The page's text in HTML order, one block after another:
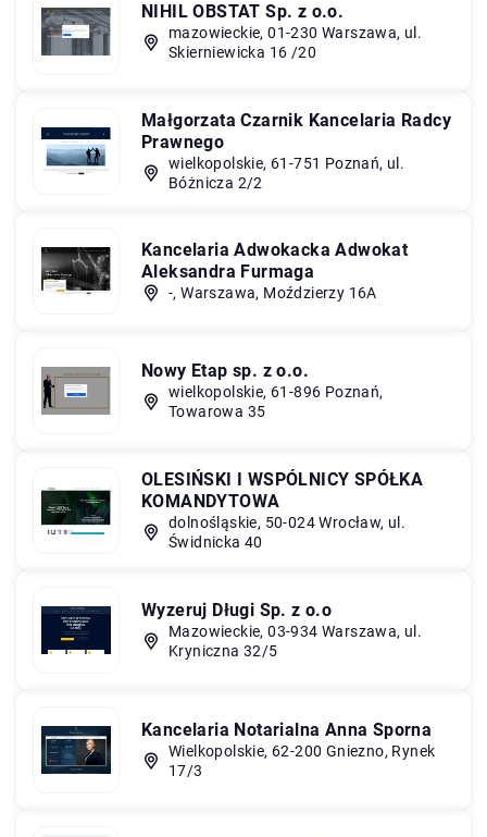
NIHIL OBSTAT Sp. z o.o.
mazowieckie, 01-230 Warszawa, ul.
Skierniewicka 16 /20
Małgorzata Czarnik Kancelaria Radcy
Prawnego
wielkopolskie, 61-751 Poznań, ul.
Bóżnicza 2/2
Kancelaria Adwokacka Adwokat
Aleksandra Furmaga
-, Warszawa, Moździerzy 16A
Nowy Etap sp. z o.o.
wielkopolskie, 61-896 Poznań,
Towarowa 35
OLESIŃSKI I WSPÓLNICY SPÓŁKA
KOMANDYTOWA
dolnośląskie, 50-024 Wrocław, ul.
Świdnicka 40
Wyzeruj Długi Sp. z o.o
Mazowieckie, 03-934 Warszawa, ul.
Kryniczna 32/5
Kancelaria Notarialna Anna Sporna
Wielkopolskie, 62-200 Gniezno, Rynek
17/3